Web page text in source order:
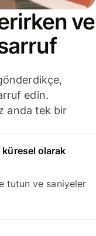
ve
edin.
anda tek bir
küresel olarak
tutun ve saniyeler